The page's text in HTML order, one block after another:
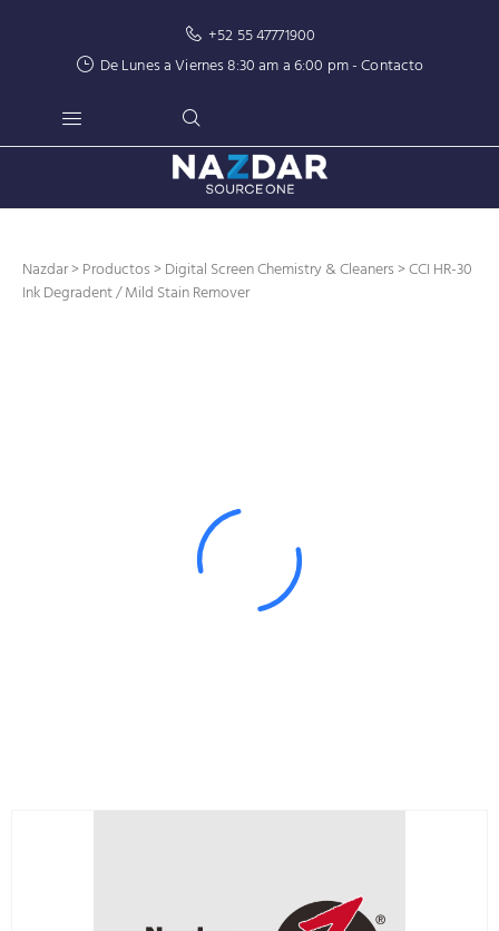
+52 55 47771900
De Lunes a Viernes 8:30 am a 6:00 pm -Contacto
Nazdar>Productos>Digital Screen Chemistry & Cleaners> CCI HR-30
Ink Degradent / Mild Stain Remover